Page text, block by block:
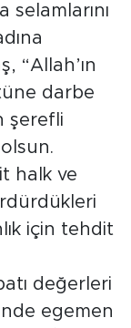
selamlarını
“Allah’ın
darbe
şerefli
halk ve
için tehdit
değerleri
egemen